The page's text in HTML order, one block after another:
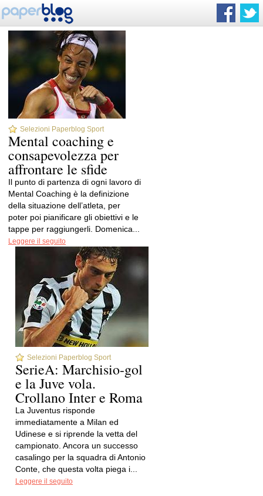
Selezioni Paperblog Sport
Mental coaching e
consapevolezza per
affrontare le sfide
Il punto di partenza di ogni lavoro di
Mental Coaching è la definizione
della situazione dell’atleta, per
poter poi pianificare gli obiettivi e le
tappe per raggiungerli. Domenica...
Leggere il seguito
Selezioni Paperblog Sport
SerieA: Marchisio-gol
e la Juve vola.
Crollano Inter e Roma
La Juventus risponde
immediatamente a Milan ed
Udinese e si riprende la vetta del
campionato. Ancora un successo
casalingo per la squadra di Antonio
Conte, che questa volta piega i...
Leggere il seguito